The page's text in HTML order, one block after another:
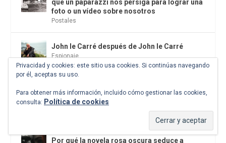
que un paparazzi nos persiga para lograr una
foto o un vídeo sobre nosotros
Postales
John le Carré después de John le Carré
Espionaje
Auditorio de Casa del Lector. (Fundación GSR
en Matadero Madrid)
Por qué la novela rosa oscura seduce a
Privacidad y cookies: este sitio usa cookies. Si continúas navegando
por él, aceptas su uso.
Para obtener más información, incluido cómo gestionar las cookies,
consulta: Política de cookies